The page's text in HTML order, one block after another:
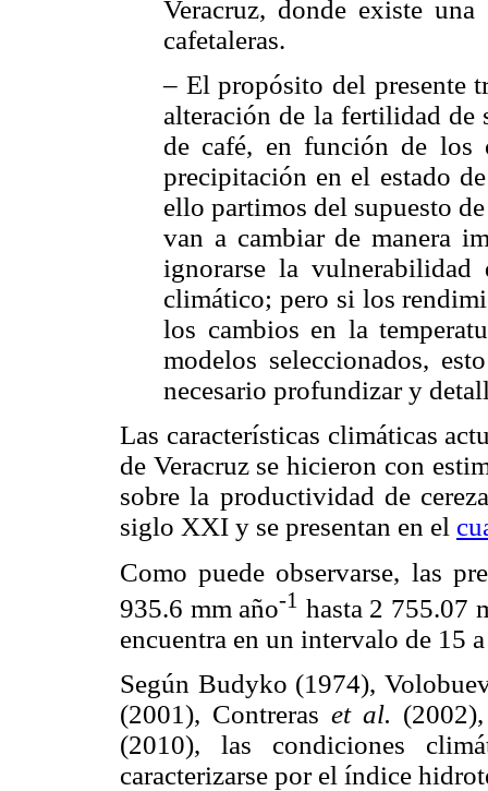
Veracruz, donde existe
cafetaleras.
– El propósito del presente
alteración de la fertilidad
de café, en función de los
precipitación en el estado
ello partimos del supuesto
van a cambiar de manera
ignorarse la
climático; pero si los
los cambios en la
modelos seleccionados,
necesario profundizar y
Las características climáticas
de Veracruz se hicieron con
sobre la productividad de
siglo XXI y se presentan en el
Como puede observarse, las
935.6 mm año-1 hasta 2 755.07
encuentra en un intervalo de 15
Según Budyko (1974),
(2001), Contreraset al.
(2010), las condiciones
caracterizarse por el índice